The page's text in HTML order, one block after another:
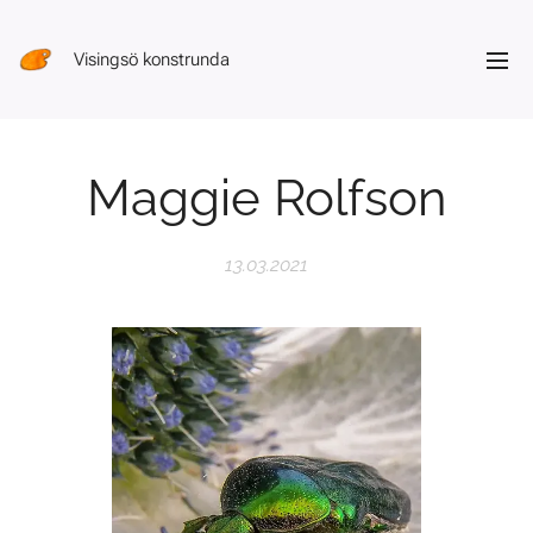
Visingsö konstrunda
Maggie Rolfson
13.03.2021